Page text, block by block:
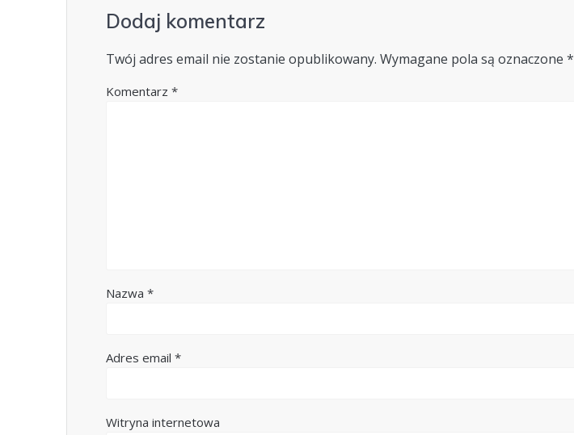
Dodaj komentarz
Twój adres email nie zostanie opublikowany. Wymagane pola są oznaczone*
Komentarz*
Nazwa*
Adres email*
Witryna internetowa